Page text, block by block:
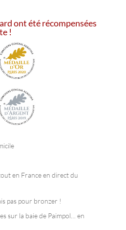
ont été récompensées
!
en France en direct du
pas pour bronzer !
sur la baie de Paimpol… en